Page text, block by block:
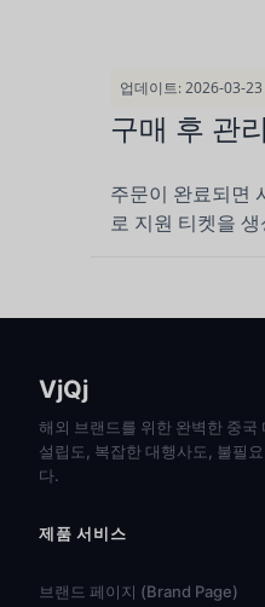
업데이트: 2026-03-23
구매 후 관리
주문이 완료되면
로 지원 티켓을
VjQj
해외 브랜드를 위한 완벽한 중국
설립도, 복잡한 대행사도, 불필
다.
제품 서비스
브랜드 페이지 (Brand Page)